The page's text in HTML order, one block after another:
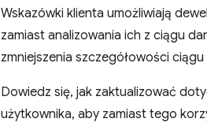
Wskazówki klienta umożliwiają
zamiast analizowania ich z ciągu
zmniejszenia szczegółowości
Dowiedz się, jak zaktualizować
użytkownika, aby zamiast tego